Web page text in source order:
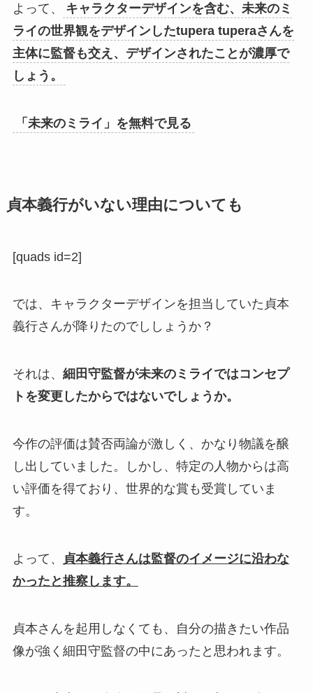
よって、
キャラクターデザインを含む、未来のミ
ライの世界観をデザインしたtupera tuperaさんを
主体に監督も交え、デザインされたことが濃厚で
しょう。
「未来のミライ」を無料で見る
貞本義行がいない理由についても
[quads id=2]
では、キャラクターデザインを担当していた貞本
義行さんが降りたのでししょうか？
それは、 細田守監督が未来のミライではコンセプ
トを変更したからではないでしょうか。
今作の評価は賛否両論が激しく、かなり物議を醸
し出していました。しかし、特定の人物からは高
い評価を得ており、世界的な賞も受賞していま
す。
よって、
貞本義行さんは監督のイメージに沿わな
かったと推察します。
貞本さんを起用しなくても、自分の描きたい作品
像が強く細田守監督の中にあったと思われます。